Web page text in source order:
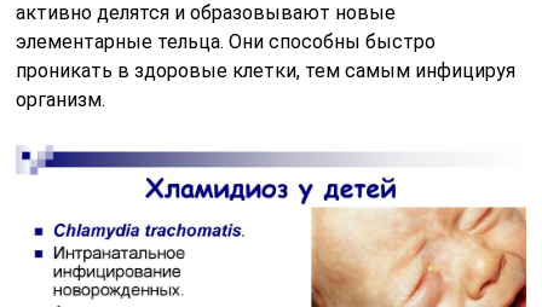
активно делятся и образовывают новые
элементарные тельца. Они способны быстро
проникать в здоровые клетки, тем самым инфицируя
организм.